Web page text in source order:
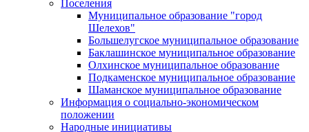
Поселения
Муниципальное образование "город
Шелехов"
Большелугское муниципальное образование
Баклашинское муниципальное образование
Олхинское муниципальное образование
Подкаменское муниципальное образование
Шаманское муниципальное образование
Информация о социально-экономическом
положении
Народные инициативы